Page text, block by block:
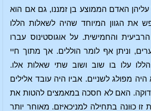
האדם הממוצע בן זמננו, גם אם הוא
את הגוון המיוחד שהיה לשאלות הללו
והחמישית. על אוגוסטינוס עברו
וניתן אף לומר הוללים. אך מתוך חיי
עלו בו שוב ושוב שתי שאלות אלו.
מפולג לשניים. אביו היה עובד אלילים
אדוקה. האם לא חסכה במאמצים להטות את
זו כוּונה בתחילה למניכאיזם. מאוחר יותר